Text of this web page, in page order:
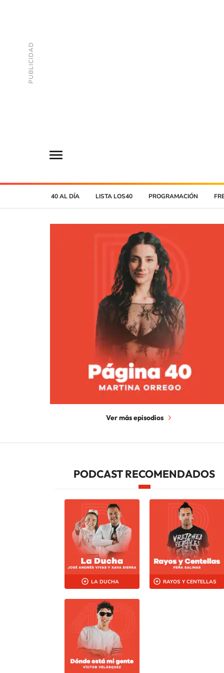
40 AL DÍA LISTA LOS40 PROGRAMACIÓN
Ver más episodios
PODCAST RECOMENDADOS
LA DUCHA RAYOS Y CENTELLAS